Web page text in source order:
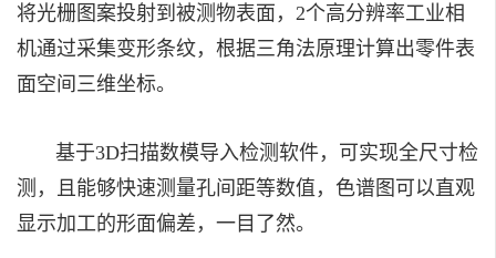
将光栅图案投射到被测物表面，2个高分辨率工业相
机通过采集变形条纹，根据三角法原理计算出零件表
面空间三维坐标。
基于3D扫描数模导入检测软件，可实现全尺寸检
测，且能够快速测量孔间距等数值，色谱图可以直观
显示加工的形面偏差，一目了然。